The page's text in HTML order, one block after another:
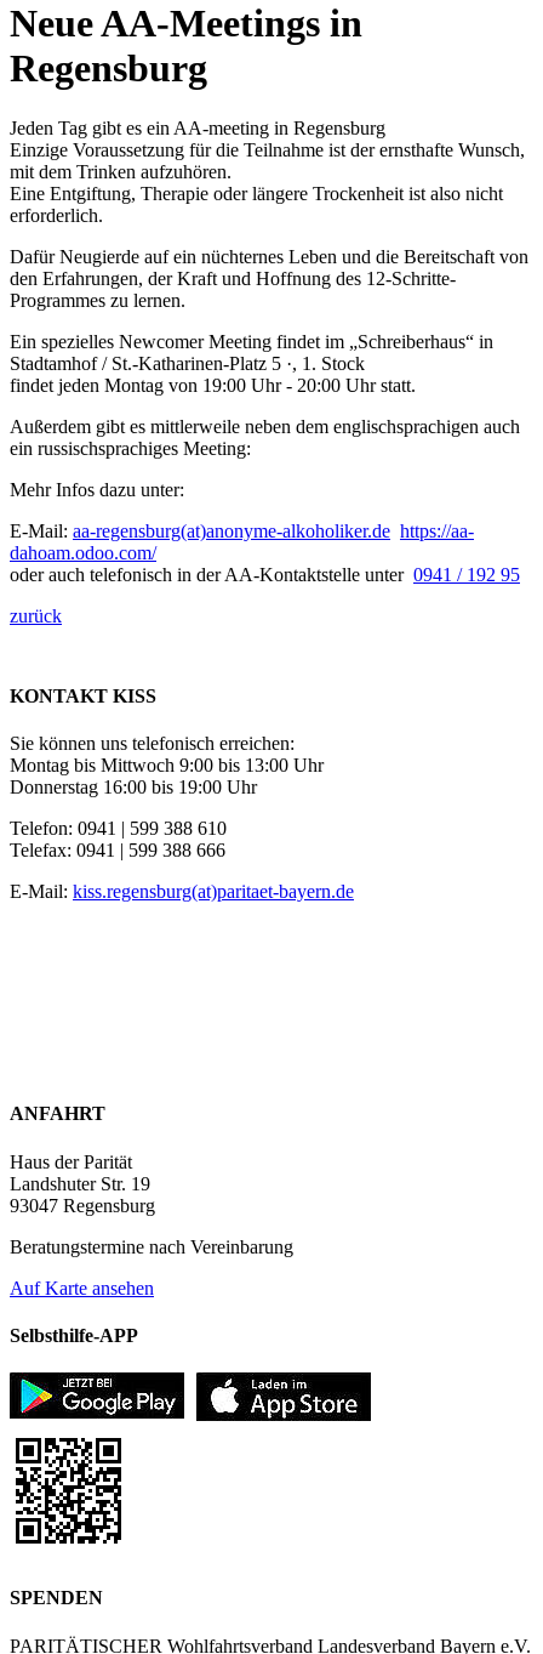
Neue AA-Meetings in
Regensburg
Jeden Tag gibt es ein AA-meeting in Regensburg
Einzige Voraussetzung für die Teilnahme ist der ernsthafte Wunsch,
mit dem Trinken aufzuhören.
Eine Entgiftung, Therapie oder längere Trockenheit ist also nicht
erforderlich.
Dafür Neugierde auf ein nüchternes Leben und die Bereitschaft von
den Erfahrungen, der Kraft und Hoffnung des 12-Schritte-
Programmes zu lernen.
Ein spezielles Newcomer Meeting findet im „Schreiberhaus“ in
Stadtamhof / St.-Katharinen-Platz 5 ·, 1. Stock
findet jeden Montag von 19:00 Uhr ‐ 20:00 Uhr statt.
Außerdem gibt es mittlerweile neben dem englischsprachigen auch
ein russischsprachiges Meeting:
Mehr Infos dazu unter:
E-Mail: aa-regensburg(at)anonyme-alkoholiker.de https://aa-
dahoam.odoo.com/
oder auch telefonisch in der AA-Kontaktstelle unter 0941 / 192 95
zurück
KONTAKT KISS
Sie können uns telefonisch erreichen:
Montag bis Mittwoch 9:00 bis 13:00 Uhr
Donnerstag 16:00 bis 19:00 Uhr
Telefon: 0941 | 599 388 610
Telefax: 0941 | 599 388 666
E-Mail: kiss.regensburg(at)paritaet-bayern.de
ANFAHRT
Haus der Parität
Landshuter Str. 19
93047 Regensburg
Beratungstermine nach Vereinbarung
Auf Karte ansehen
Selbsthilfe-APP
SPENDEN
PARITÄTISCHER Wohlfahrtsverband Landesverband Bayern e.V.